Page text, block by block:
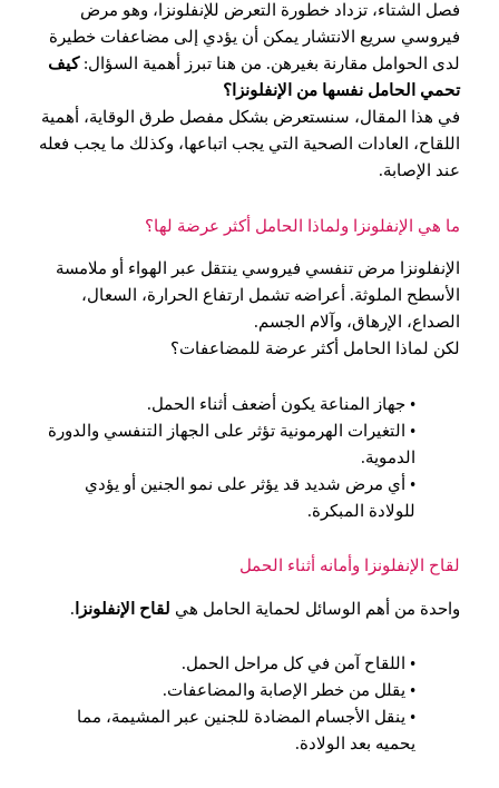
فصل الشتاء، تزداد خطورة التعرض للإنفلونزا، وهو مرض
فيروسي سريع الانتشار يمكن أن يؤدي إلى مضاعفات خطيرة
لدى الحوامل مقارنة بغيرهن. من هنا تبرز أهمية السؤال:كيف
تحمي الحامل نفسها من الإنفلونزا؟
في هذا المقال، سنستعرض بشكل مفصل طرق الوقاية، أهمية
اللقاح، العادات الصحية التي يجب اتباعها، وكذلك ما يجب فعله
عند الإصابة.
ما هي الإنفلونزا ولماذا الحامل أكثر عرضة لها؟
الإنفلونزا مرض تنفسي فيروسي ينتقل عبر الهواء أو ملامسة
الأسطح الملوثة. أعراضه تشمل ارتفاع الحرارة، السعال،
الصداع، الإرهاق، وآلام الجسم.
لكن لماذا الحامل أكثر عرضة للمضاعفات؟
• جهاز المناعة يكون أضعف أثناء الحمل.
• التغيرات الهرمونية تؤثر على الجهاز التنفسي والدورة
الدموية.
• أي مرض شديد قد يؤثر على نمو الجنين أو يؤدي
للولادة المبكرة.
لقاح الإنفلونزا وأمانه أثناء الحمل
واحدة من أهم الوسائل لحماية الحامل هي لقاح الإنفلونزا .
• اللقاح آمن في كل مراحل الحمل.
• يقلل من خطر الإصابة والمضاعفات.
• ينقل الأجسام المضادة للجنين عبر المشيمة، مما
يحميه بعد الولادة.